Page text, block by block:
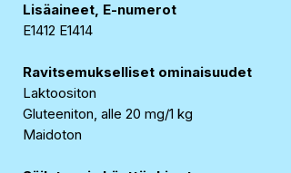
Lisäaineet, E-numerot
E1412 E1414
Ravitsemukselliset ominaisuudet
Laktoositon
Gluteeniton, alle 20 mg/1 kg
Maidoton